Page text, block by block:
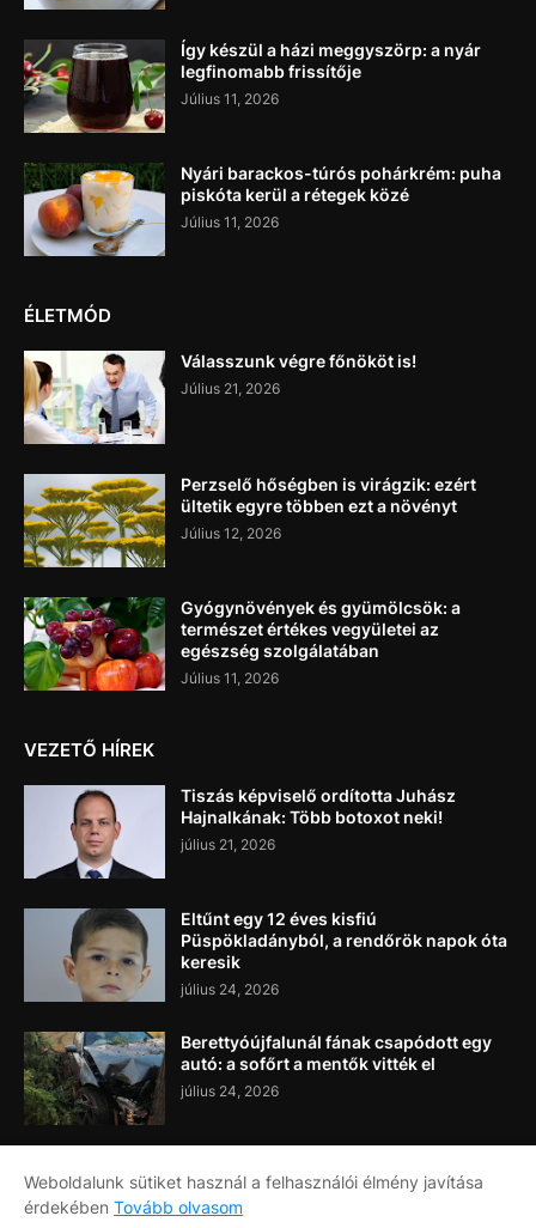
Így készül a házi meggyszörp: a nyár
legfinomabb frissítője
Július 11, 2026
Nyári barackos-túrós pohárkrém: puha
piskóta kerül a rétegek közé
Július 11, 2026
ÉLETMÓD
Válasszunk végre főnököt is!
Július 21, 2026
Perzselő hőségben is virágzik: ezért
ültetik egyre többen ezt a növényt
Július 12, 2026
Gyógynövények és gyümölcsök: a
természet értékes vegyületei az
egészség szolgálatában
Július 11, 2026
VEZETŐ HÍREK
Tiszás képviselő ordította Juhász
Hajnalkának: Több botoxot neki!
július 21, 2026
Eltűnt egy 12 éves kisfiú
Püspökladányból, a rendőrök napok óta
keresik
július 24, 2026
Berettyóújfalunál fának csapódott egy
autó: a sofőrt a mentők vitték el
július 24, 2026
Címlap Rólunk
Weboldalunk sütiket használ a felhasználói élmény javítása
érdekében Tovább olvasom